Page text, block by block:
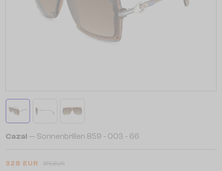
Cazal — Sonnenbrillen 859 - 003 - 66
328 EUR 375 EUR